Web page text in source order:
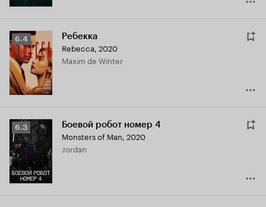
Рейтинг
Кинопоиска
6.4
6.4 Ребекка
Rebecca, 2020
Maxim de Winter
Рейтинг
Кинопоиска
6.3
6.3 Боевой робот номер 4
Monsters of Man, 2020
Jordan